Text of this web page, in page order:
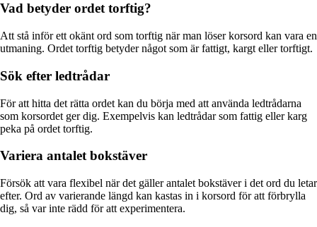
Vad betyder ordet torftig?
Att stå inför ett okänt ord som torftig när man löser korsord kan vara en
utmaning. Ordet torftig betyder något som är fattigt, kargt eller torftigt.
Sök efter ledtrådar
För att hitta det rätta ordet kan du börja med att använda ledtrådarna
som korsordet ger dig. Exempelvis kan ledtrådar som fattig eller karg
peka på ordet torftig.
Variera antalet bokstäver
Försök att vara flexibel när det gäller antalet bokstäver i det ord du letar
efter. Ord av varierande längd kan kastas in i korsord för att förbrylla
dig, så var inte rädd för att experimentera.